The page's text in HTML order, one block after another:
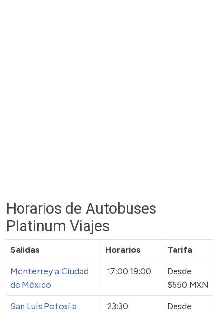
Horarios de Autobuses
Platinum Viajes
Salidas Horarios
Tarifa
Monterrey a Ciudad
de México
17:00 19:00
Desde
$550 MXN
San Luis Potosí a
23:30 Desde